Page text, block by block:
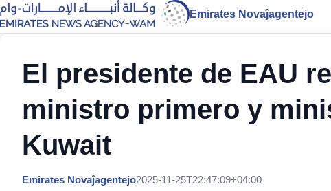
Emirates Novaĵagentejo
El presidente de EAU
ministro primero y
Kuwait
Emirates Novaĵagentejo2025-11-25T22:47:09+04:00